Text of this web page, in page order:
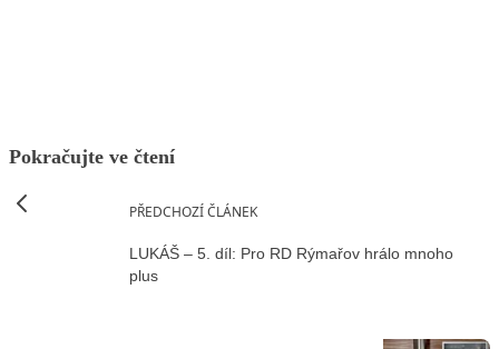
Pokračujte ve čtení
PŘEDCHOZÍ ČLÁNEK
LUKÁŠ – 5. díl: Pro RD Rýmařov hrálo mnoho
plus